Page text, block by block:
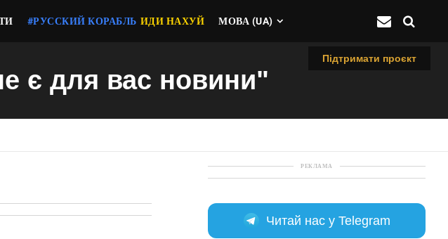
#РУССКИЙ КОРАБЛЬ ИДИ НАХУЙ МОВА (UA)
Підтримати проєкт
є для вас новини"
РЕКЛАМА
Читай нас у Telegram